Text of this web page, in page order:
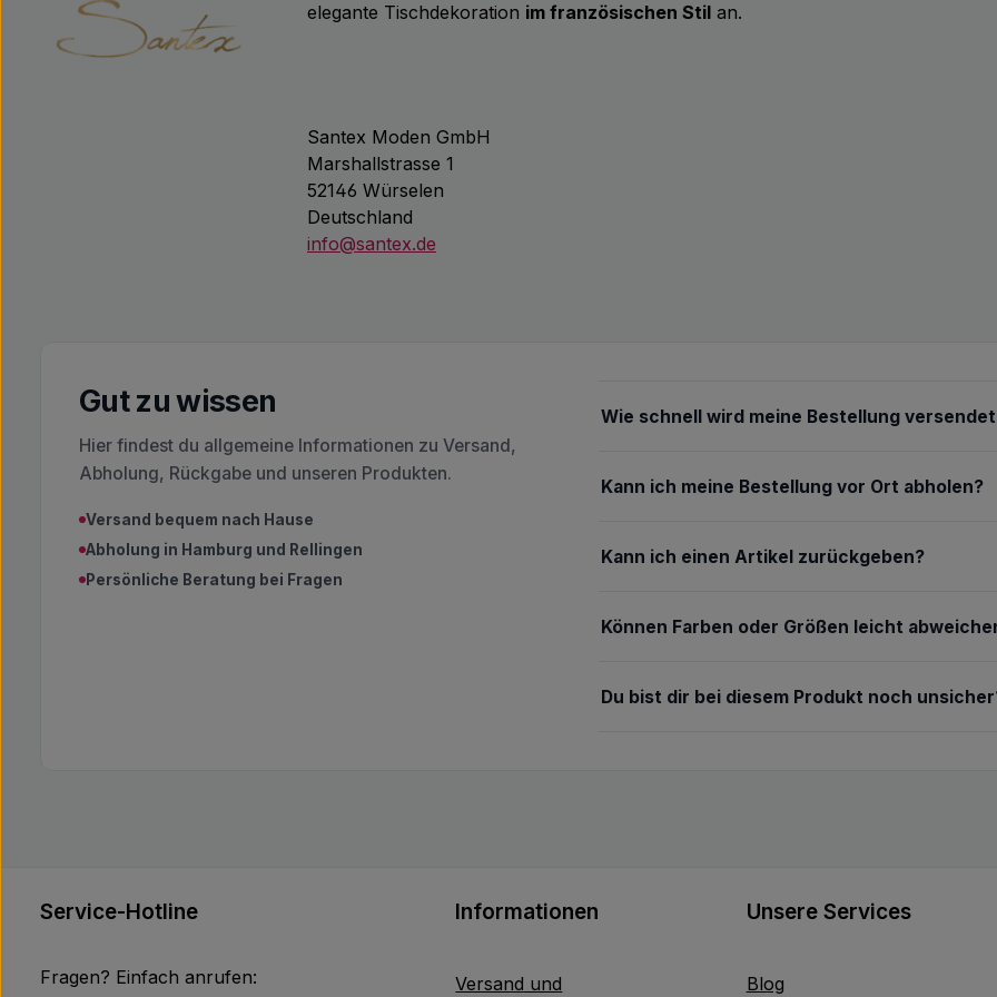
elegante Tischdekoration im französischen Stil an.
Santex Moden GmbH
Marshallstrasse 1
52146 Würselen
Deutschland
info@santex.de
Gut zu wissen
Hier findest du allgemeine Informationen zu Versand,
Abholung, Rückgabe und unseren Produkten.
Versand bequem nach Hause
Abholung in Hamburg und Rellingen
Persönliche Beratung bei Fragen
Wie schnell wird meine Bestellung
Kann ich meine Bestellung vor Ort abholen?
Kann ich einen Artikel zurückgeben?
Können Farben oder Größen leicht
Du bist dir bei diesem Produkt noch
Service-Hotline
Fragen? Einfach anrufen:
Informationen
Versand und
Unsere Services
Blog